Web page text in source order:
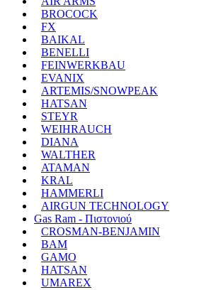
BROCOCK
FX
BAIKAL
BENELLI
FEINWERKBAU
EVANIX
ARTEMIS/SNOWPEAK
HATSAN
STEYR
WEIHRAUCH
DIANA
WALTHER
ATAMAN
KRAL
HAMMERLI
AIRGUN TECHNOLOGY
Gas Ram - Πιστονιού
CROSMAN-BENJAMIN
BAM
GAMO
HATSAN
UMAREX